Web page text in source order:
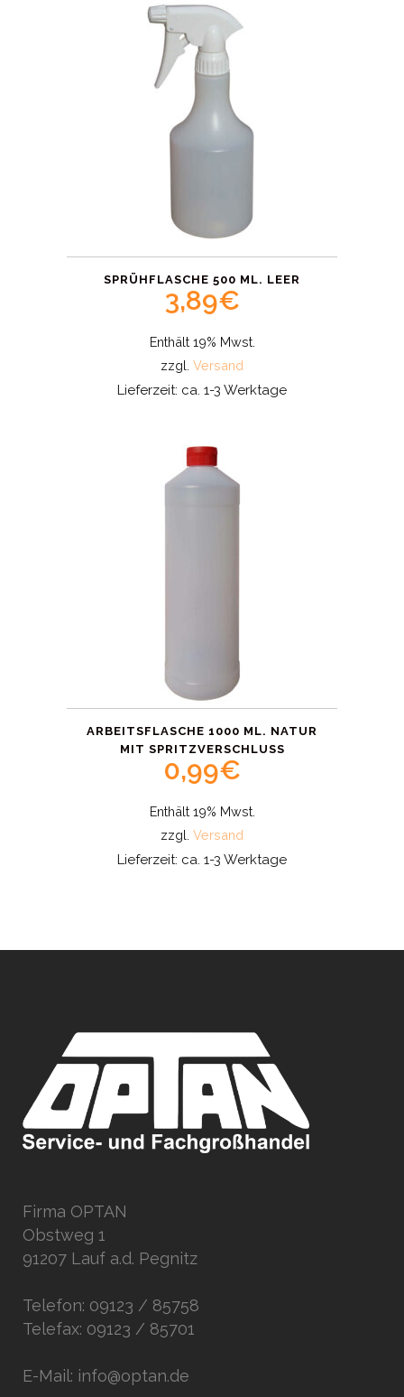
SPRÜHFLASCHE 500 ML. LEER
3,89€
Enthält 19% Mwst.
zzgl. Versand
Lieferzeit: ca. 1-3 Werktage
ARBEITSFLASCHE 1000 ML. NATUR
MIT SPRITZVERSCHLUSS
0,99€
Enthält 19% Mwst.
zzgl. Versand
Lieferzeit: ca. 1-3 Werktage
Firma OPTAN
Obstweg 1
91207 Lauf a.d. Pegnitz
Telefon: 09123 / 85758
Telefax: 09123 / 85701
E-Mail: info@optan.de